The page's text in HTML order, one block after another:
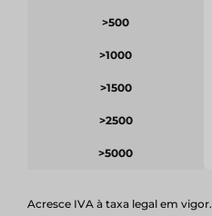
>500
>1000
>1500
>2500
>5000
Acresce IVA à taxa legal em vigor.